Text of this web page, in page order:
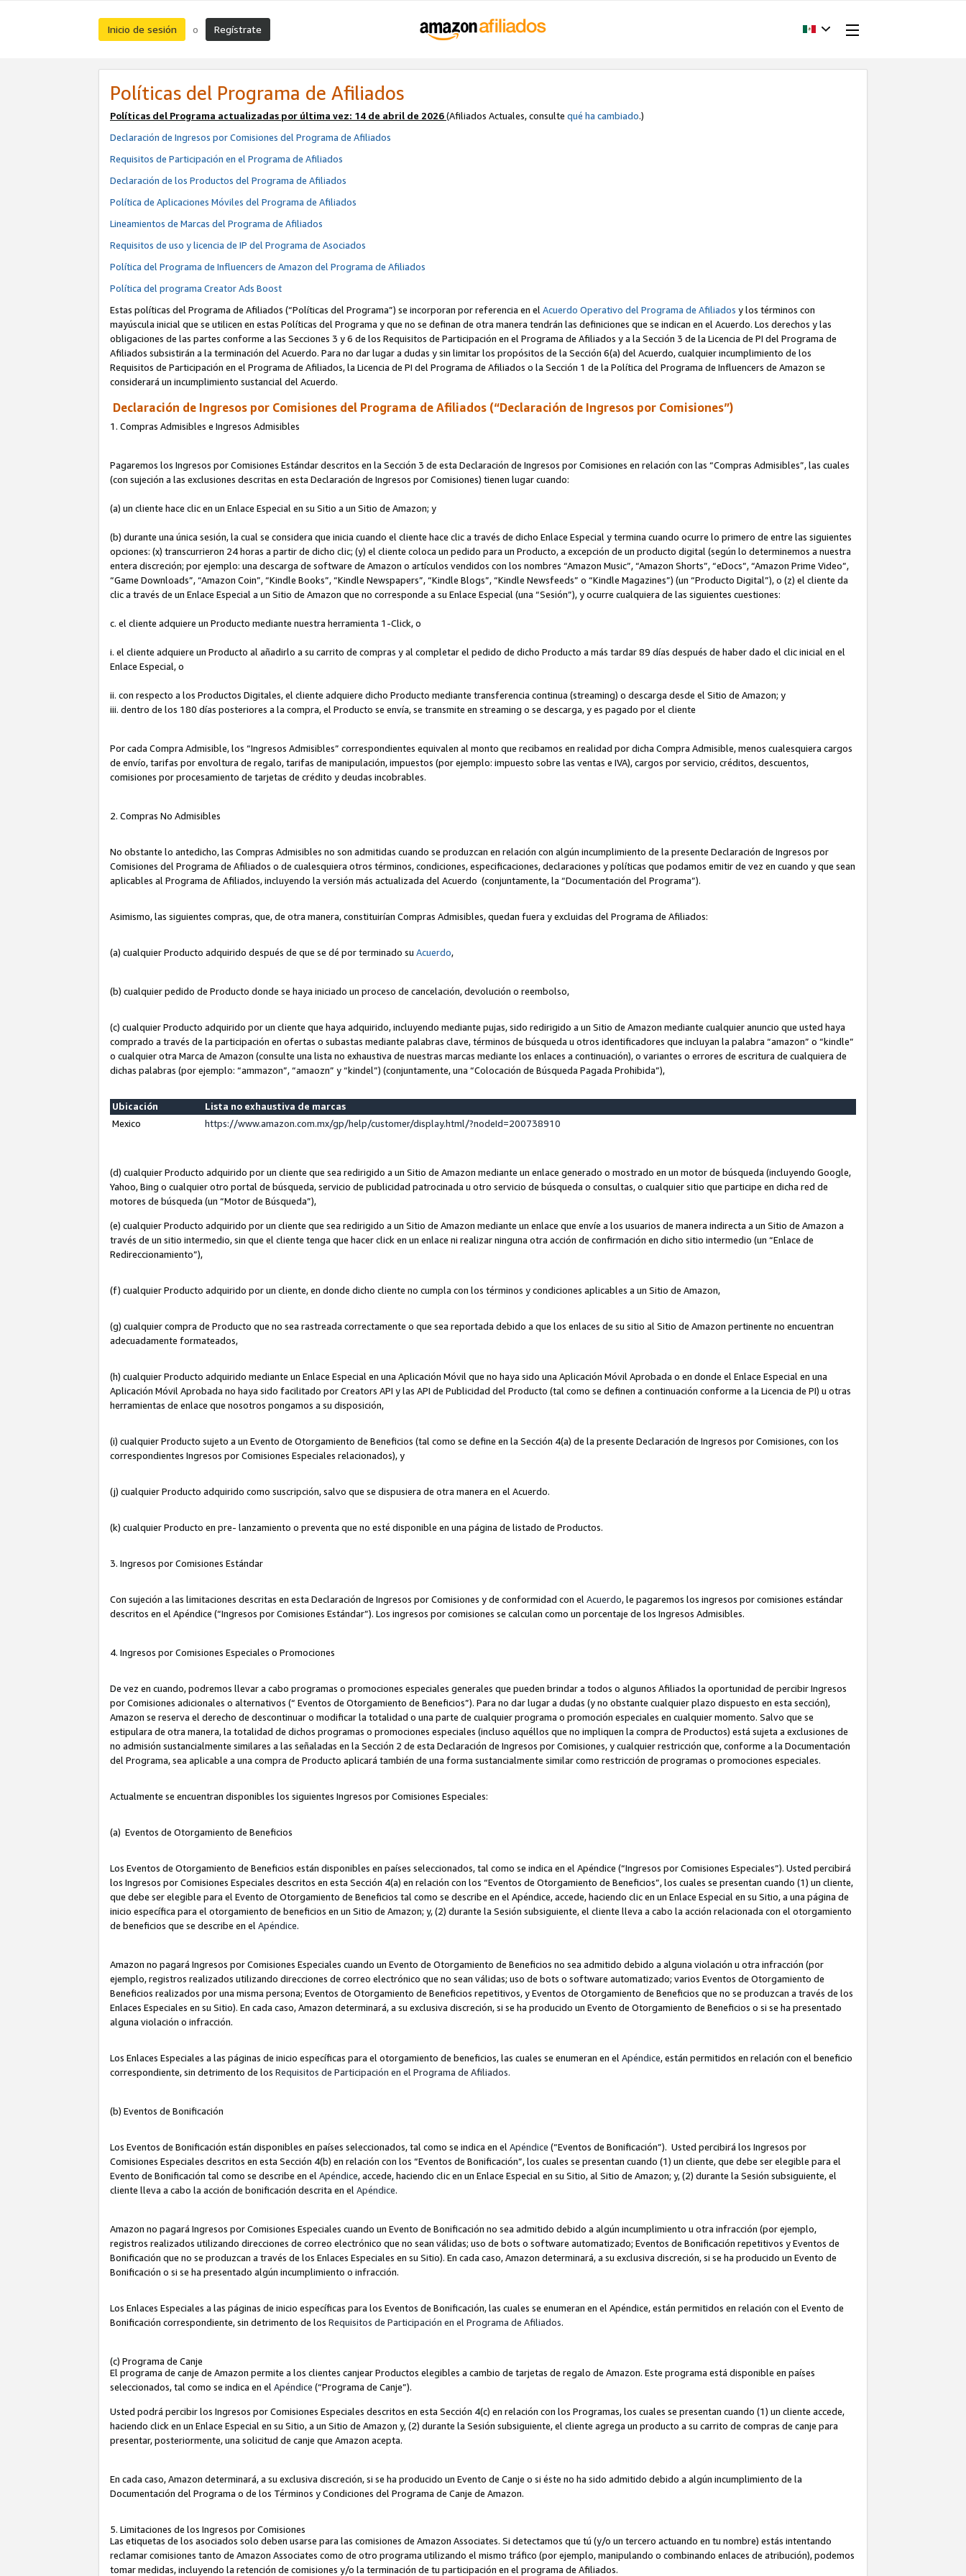
Inicio de sesión o Regístrate
Políticas del Programa de Afiliados
Políticas del Programa actualizadas por última vez: 14 de abril de 2026(Afiliados Actuales, consulte qué ha cambiado.)
Declaración de Ingresos por Comisiones del Programa de Afiliados
Requisitos de Participación en el Programa de Afiliados
Declaración de los Productos del Programa de Afiliados
Política de Aplicaciones Móviles del Programa de Afiliados
Lineamientos de Marcas del Programa de Afiliados
Requisitos de uso y licencia de IP del Programa de Asociados
Política del Programa de Influencers de Amazon del Programa de Afiliados
Política del programa Creator Ads Boost
Estas políticas del Programa de Afiliados (“Políticas del Programa”) se incorporan por referencia en elAcuerdo Operativo del Programa de Afiliados y los términos con
mayúscula inicial que se utilicen en estas Políticas del Programa y que no se definan de otra manera tendrán las definiciones que se indican en el Acuerdo. Los derechos y las
obligaciones de las partes conforme a las Secciones 3 y 6 de los Requisitos de Participación en el Programa de Afiliados y a la Sección 3 de la Licencia de PI del Programa de
Afiliados subsistirán a la terminación del Acuerdo. Para no dar lugar a dudas y sin limitar los propósitos de la Sección 6(a) del Acuerdo, cualquier incumplimiento de los
Requisitos de Participación en el Programa de Afiliados, la Licencia de PI del Programa de Afiliados o la Sección 1 de la Política del Programa de Influencers de Amazon se
considerará un incumplimiento sustancial del Acuerdo.
Declaración de Ingresos por Comisiones del Programa de Afiliados (“Declaración de Ingresos por Comisiones”)
1. Compras Admisibles e Ingresos Admisibles
Pagaremos los Ingresos por Comisiones Estándar descritos en la Sección 3 de esta Declaración de Ingresos por Comisiones en relación con las “Compras Admisibles”, las cuales
(con sujeción a las exclusiones descritas en esta Declaración de Ingresos por Comisiones) tienen lugar cuando:
(a) un cliente hace clic en un Enlace Especial en su Sitio a un Sitio de Amazon; y
(b) durante una única sesión, la cual se considera que inicia cuando el cliente hace clic a través de dicho Enlace Especial y termina cuando ocurre lo primero de entre las siguientes
opciones: (x) transcurrieron 24 horas a partir de dicho clic; (y) el cliente coloca un pedido para un Producto, a excepción de un producto digital (según lo determinemos a nuestra
entera discreción; por ejemplo: una descarga de software de Amazon o artículos vendidos con los nombres “Amazon Music”, “Amazon Shorts”, “eDocs”, “Amazon Prime Video”,
“Game Downloads”, “Amazon Coin”, “Kindle Books”, “Kindle Newspapers”, “Kindle Blogs”, “Kindle Newsfeeds” o “Kindle Magazines”) (un “Producto Digital”), o (z) el cliente da
clic a través de un Enlace Especial a un Sitio de Amazon que no corresponde a su Enlace Especial (una “Sesión”), y ocurre cualquiera de las siguientes cuestiones:
c. el cliente adquiere un Producto mediante nuestra herramienta 1-Click, o
i. el cliente adquiere un Producto al añadirlo a su carrito de compras y al completar el pedido de dicho Producto a más tardar 89 días después de haber dado el clic inicial en el
Enlace Especial, o
ii. con respecto a los Productos Digitales, el cliente adquiere dicho Producto mediante transferencia continua (streaming) o descarga desde el Sitio de Amazon; y
iii. dentro de los 180 días posteriores a la compra, el Producto se envía, se transmite en streaming o se descarga, y es pagado por el cliente
Por cada Compra Admisible, los “Ingresos Admisibles” correspondientes equivalen al monto que recibamos en realidad por dicha Compra Admisible, menos cualesquiera cargos
de envío, tarifas por envoltura de regalo, tarifas de manipulación, impuestos (por ejemplo: impuesto sobre las ventas e IVA), cargos por servicio, créditos, descuentos,
comisiones por procesamiento de tarjetas de crédito y deudas incobrables.
2. Compras No Admisibles
No obstante lo antedicho, las Compras Admisibles no son admitidas cuando se produzcan en relación con algún incumplimiento de la presente Declaración de Ingresos por
Comisiones del Programa de Afiliados o de cualesquiera otros términos, condiciones, especificaciones, declaraciones y políticas que podamos emitir de vez en cuando y que sean
aplicables al Programa de Afiliados, incluyendo la versión más actualizada del Acuerdo (conjuntamente, la “Documentación del Programa”).
Asimismo, las siguientes compras, que, de otra manera, constituirían Compras Admisibles, quedan fuera y excluidas del Programa de Afiliados:
(a) cualquier Producto adquirido después de que se dé por terminado su Acuerdo,
(b) cualquier pedido de Producto donde se haya iniciado un proceso de cancelación, devolución o reembolso,
(c) cualquier Producto adquirido por un cliente que haya adquirido, incluyendo mediante pujas, sido redirigido a un Sitio de Amazon mediante cualquier anuncio que usted haya
comprado a través de la participación en ofertas o subastas mediante palabras clave, términos de búsqueda u otros identificadores que incluyan la palabra “amazon” o “kindle”
o cualquier otra Marca de Amazon (consulte una lista no exhaustiva de nuestras marcas mediante los enlaces a continuación), o variantes o errores de escritura de cualquiera de
dichas palabras (por ejemplo: “ammazon”, “amaozn” y “kindel”) (conjuntamente, una “Colocación de Búsqueda Pagada Prohibida”),
Ubicación
Lista no exhaustiva de marcas
Mexico
https://www.amazon.com.mx/gp/help/customer/display.html/?nodeId=200738910
(d) cualquier Producto adquirido por un cliente que sea redirigido a un Sitio de Amazon mediante un enlace generado o mostrado en un motor de búsqueda (incluyendo Google,
Yahoo, Bing o cualquier otro portal de búsqueda, servicio de publicidad patrocinada u otro servicio de búsqueda o consultas, o cualquier sitio que participe en dicha red de
motores de búsqueda (un “Motor de Búsqueda”),
(e) cualquier Producto adquirido por un cliente que sea redirigido a un Sitio de Amazon mediante un enlace que envíe a los usuarios de manera indirecta a un Sitio de Amazon a
través de un sitio intermedio, sin que el cliente tenga que hacer click en un enlace ni realizar ninguna otra acción de confirmación en dicho sitio intermedio (un “Enlace de
Redireccionamiento”),
(f) cualquier Producto adquirido por un cliente, en donde dicho cliente no cumpla con los términos y condiciones aplicables a un Sitio de Amazon,
(g) cualquier compra de Producto que no sea rastreada correctamente o que sea reportada debido a que los enlaces de su sitio al Sitio de Amazon pertinente no encuentran
adecuadamente formateados,
(h) cualquier Producto adquirido mediante un Enlace Especial en una Aplicación Móvil que no haya sido una Aplicación Móvil Aprobada o en donde el Enlace Especial en una
Aplicación Móvil Aprobada no haya sido facilitado por Creators API y las API de Publicidad del Producto (tal como se definen a continuación conforme a la Licencia de PI) u otras
herramientas de enlace que nosotros pongamos a su disposición,
(i) cualquier Producto sujeto a un Evento de Otorgamiento de Beneficios (tal como se define en la Sección 4(a) de la presente Declaración de Ingresos por Comisiones, con los
correspondientes Ingresos por Comisiones Especiales relacionados), y
(j) cualquier Producto adquirido como suscripción, salvo que se dispusiera de otra manera en el Acuerdo.
(k) cualquier Producto en pre- lanzamiento o preventa que no esté disponible en una página de listado de Productos.
3. Ingresos por Comisiones Estándar
Con sujeción a las limitaciones descritas en esta Declaración de Ingresos por Comisiones y de conformidad con el Acuerdo, le pagaremos los ingresos por comisiones estándar
descritos en el Apéndice (“Ingresos por Comisiones Estándar”). Los ingresos por comisiones se calculan como un porcentaje de los Ingresos Admisibles.
4. Ingresos por Comisiones Especiales o Promociones
De vez en cuando, podremos llevar a cabo programas o promociones especiales generales que pueden brindar a todos o algunos Afiliados la oportunidad de percibir Ingresos
por Comisiones adicionales o alternativos (“ Eventos de Otorgamiento de Beneficios”). Para no dar lugar a dudas (y no obstante cualquier plazo dispuesto en esta sección),
Amazon se reserva el derecho de descontinuar o modificar la totalidad o una parte de cualquier programa o promoción especiales en cualquier momento. Salvo que se
estipulara de otra manera, la totalidad de dichos programas o promociones especiales (incluso aquéllos que no impliquen la compra de Productos) está sujeta a exclusiones de
no admisión sustancialmente similares a las señaladas en la Sección 2 de esta Declaración de Ingresos por Comisiones, y cualquier restricción que, conforme a la Documentación
del Programa, sea aplicable a una compra de Producto aplicará también de una forma sustancialmente similar como restricción de programas o promociones especiales.
Actualmente se encuentran disponibles los siguientes Ingresos por Comisiones Especiales:
(a) Eventos de Otorgamiento de Beneficios
Los Eventos de Otorgamiento de Beneficios están disponibles en países seleccionados, tal como se indica en el Apéndice (“Ingresos por Comisiones Especiales”). Usted percibirá
los Ingresos por Comisiones Especiales descritos en esta Sección 4(a) en relación con los “Eventos de Otorgamiento de Beneficios”, los cuales se presentan cuando (1) un cliente,
que debe ser elegible para el Evento de Otorgamiento de Beneficios tal como se describe en el Apéndice, accede, haciendo clic en un Enlace Especial en su Sitio, a una página de
inicio específica para el otorgamiento de beneficios en un Sitio de Amazon; y, (2) durante la Sesión subsiguiente, el cliente lleva a cabo la acción relacionada con el otorgamiento
de beneficios que se describe en el Apéndice.
Amazon no pagará Ingresos por Comisiones Especiales cuando un Evento de Otorgamiento de Beneficios no sea admitido debido a alguna violación u otra infracción (por
ejemplo, registros realizados utilizando direcciones de correo electrónico que no sean válidas; uso de bots o software automatizado; varios Eventos de Otorgamiento de
Beneficios realizados por una misma persona; Eventos de Otorgamiento de Beneficios repetitivos, y Eventos de Otorgamiento de Beneficios que no se produzcan a través de los
Enlaces Especiales en su Sitio). En cada caso, Amazon determinará, a su exclusiva discreción, si se ha producido un Evento de Otorgamiento de Beneficios o si se ha presentado
alguna violación o infracción.
Los Enlaces Especiales a las páginas de inicio específicas para el otorgamiento de beneficios, las cuales se enumeran en el Apéndice, están permitidos en relación con el beneficio
correspondiente, sin detrimento de los Requisitos de Participación en el Programa de Afiliados.
(b) Eventos de Bonificación
Los Eventos de Bonificación están disponibles en países seleccionados, tal como se indica en el Apéndice (“Eventos de Bonificación”). Usted percibirá los Ingresos por
Comisiones Especiales descritos en esta Sección 4(b) en relación con los “Eventos de Bonificación”, los cuales se presentan cuando (1) un cliente, que debe ser elegible para el
Evento de Bonificación tal como se describe en el Apéndice, accede, haciendo clic en un Enlace Especial en su Sitio, al Sitio de Amazon; y, (2) durante la Sesión subsiguiente, el
cliente lleva a cabo la acción de bonificación descrita en el Apéndice.
Amazon no pagará Ingresos por Comisiones Especiales cuando un Evento de Bonificación no sea admitido debido a algún incumplimiento u otra infracción (por ejemplo,
registros realizados utilizando direcciones de correo electrónico que no sean válidas; uso de bots o software automatizado; Eventos de Bonificación repetitivos y Eventos de
Bonificación que no se produzcan a través de los Enlaces Especiales en su Sitio). En cada caso, Amazon determinará, a su exclusiva discreción, si se ha producido un Evento de
Bonificación o si se ha presentado algún incumplimiento o infracción.
Los Enlaces Especiales a las páginas de inicio específicas para los Eventos de Bonificación, las cuales se enumeran en el Apéndice, están permitidos en relación con el Evento de
Bonificación correspondiente, sin detrimento de los Requisitos de Participación en el Programa de Afiliados.
(c) Programa de Canje
El programa de canje de Amazon permite a los clientes canjear Productos elegibles a cambio de tarjetas de regalo de Amazon. Este programa está disponible en países
seleccionados, tal como se indica en el Apéndice (“Programa de Canje”).
Usted podrá percibir los Ingresos por Comisiones Especiales descritos en esta Sección 4(c) en relación con los Programas, los cuales se presentan cuando (1) un cliente accede,
haciendo click en un Enlace Especial en su Sitio, a un Sitio de Amazon y, (2) durante la Sesión subsiguiente, el cliente agrega un producto a su carrito de compras de canje para
presentar, posteriormente, una solicitud de canje que Amazon acepta.
En cada caso, Amazon determinará, a su exclusiva discreción, si se ha producido un Evento de Canje o si éste no ha sido admitido debido a algún incumplimiento de la
Documentación del Programa o de los Términos y Condiciones del Programa de Canje de Amazon.
5. Limitaciones de los Ingresos por Comisiones
Las etiquetas de los asociados solo deben usarse para las comisiones de Amazon Associates. Si detectamos que tú (y/o un tercero actuando en tu nombre) estás intentando
reclamar comisiones tanto de Amazon Associates como de otro programa utilizando el mismo tráfico (por ejemplo, manipulando o combinando enlaces de atribución), podemos
tomar medidas, incluyendo la retención de comisiones y/o la terminación de tu participación en el programa de Afiliados.